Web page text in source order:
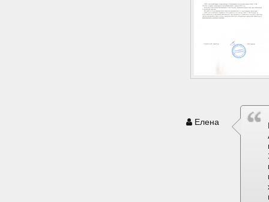
Елена